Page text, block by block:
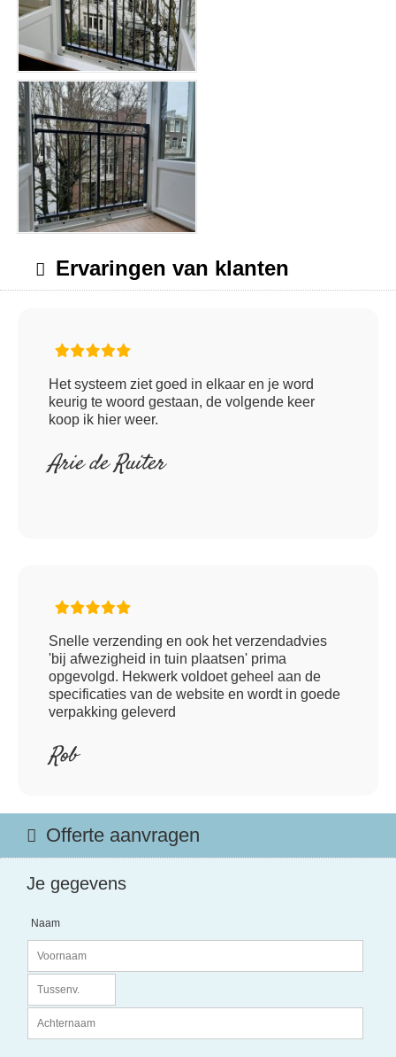
Ervaringen van klanten
Het systeem ziet goed in elkaar en je word
keurig te woord gestaan, de volgende keer
koop ik hier weer.
Arie de Ruiter
Snelle verzending en ook het verzendadvies
'bij afwezigheid in tuin plaatsen' prima
opgevolgd. Hekwerk voldoet geheel aan de
specificaties van de website en wordt in goede
verpakking geleverd
Rob
Offerte aanvragen
Je gegevens
Naam